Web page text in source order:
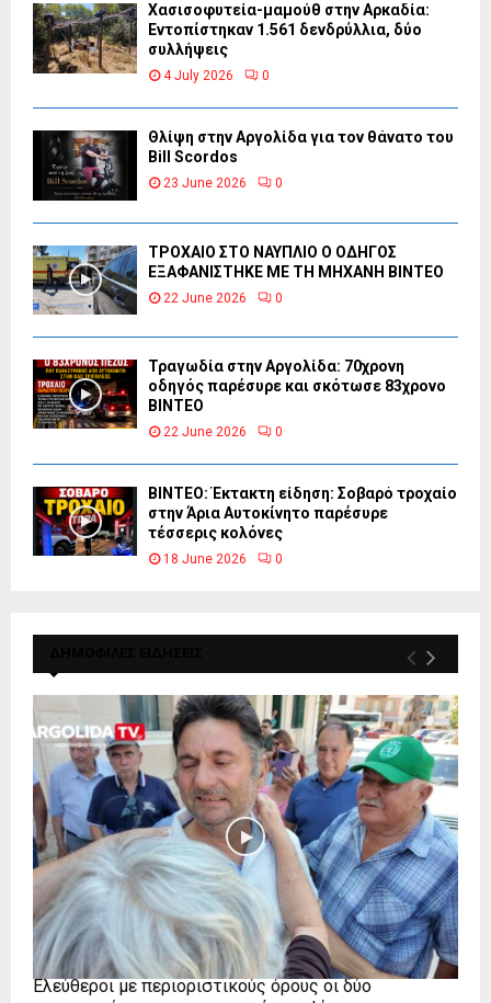
Χασισοφυτεία-μαμούθ στην Αρκαδία:
Εντοπίστηκαν 1.561 δενδρύλλια, δύο
συλλήψεις
4 July 2026 0
Θλίψη στην Αργολίδα για τον θάνατο του
Bill Scordos
23 June 2026 0
ΤΡΟΧΑΙΟ ΣΤΟ ΝΑΥΠΛΙΟ Ο ΟΔΗΓΟΣ
ΕΞΑΦΑΝΙΣΤΗΚΕ ΜΕ ΤΗ ΜΗΧΑΝΗ ΒΙΝΤΕΟ
22 June 2026 0
Τραγωδία στην Αργολίδα: 70χρονη
οδηγός παρέσυρε και σκότωσε 83χρονο
ΒΙΝΤΕΟ
22 June 2026 0
ΒΙΝΤΕΟ: Έκτακτη είδηση: Σοβαρό τροχαίο
στην Άρια Αυτοκίνητο παρέσυρε
τέσσερις κολόνες
18 June 2026 0
Ελεύθεροι με περιοριστικούς όρους οι δύο